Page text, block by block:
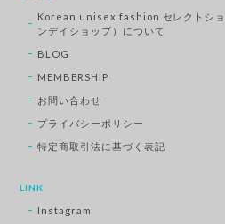
Korean unisex fashion セレクトシ
ンデイショップ）について
BLOG
MEMBERSHIP
お問い合わせ
プライバシーポリシー
特定商取引法に基づく表記
LINK
Instagram